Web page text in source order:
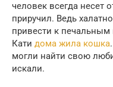
человек всегда несет
приручил. Ведь
привести к печальным
Кати дома жила кошка
могли найти свою
искали.